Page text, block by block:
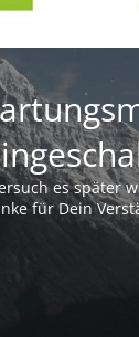
es später
für Dein